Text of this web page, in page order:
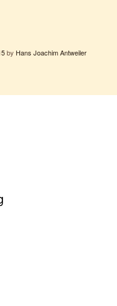
by Hans Joachim Antweiler